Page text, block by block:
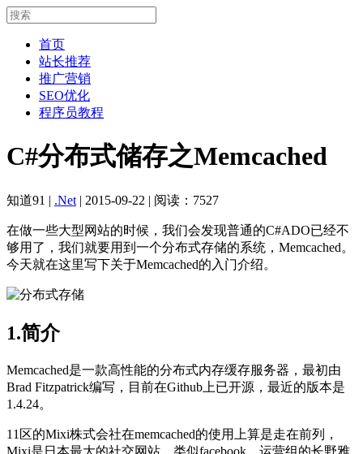
首页
站长推荐
推广营销
SEO优化
程序员教程
C#分布式储存之Memcached
知道91 | .Net | 2015-09-22 | 阅读：7527
在做一些大型网站的时候，我们会发现普通的C#ADO已经不
够用了，我们就要用到一个分布式存储的系统，Memcached。
今天就在这里写下关于Memcached的入门介绍。
1.简介
Memcached是一款高性能的分布式内存缓存服务器，最初由
Brad Fitzpatrick编写，目前在Github上已开源，最近的版本是
1.4.24。
11区的Mixi株式会社在memcached的使用上算是走在前列，
Mixi是日本最大的社交网站，类似facebook。运营组的长野雅